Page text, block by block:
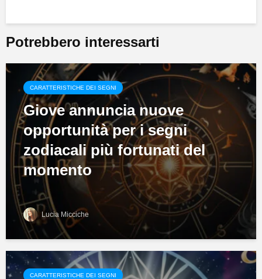
Potrebbero interessarti
CARATTERISTICHE DEI SEGNI
Giove annuncia nuove
opportunità per i segni
zodiacali più fortunati del
momento
Lucia Micciche
CARATTERISTICHE DEI SEGNI